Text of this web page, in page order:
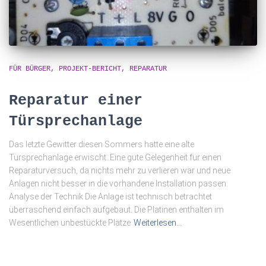
FÜR BÜRGER PROJEKT-BERICHT REPARATUR
Reparatur einer
Türsprechanlage
Das letzte Gewitter diesen Sommers hatte eine alte
Türsprechanlage erwischt. Eine gute Gelegenheit für einen
Reparaturversuch, da nichts mehr zu verlieren war und neue
Anlagen nicht besser in die vorhandene Installation passen.
Analyse der Technik Die Anlage ist technisch betrachtet
überraschend einfach aufgebaut. Die Platinen enthalten im
Wesentlichen unbestückte Plätze Weiterlesen…